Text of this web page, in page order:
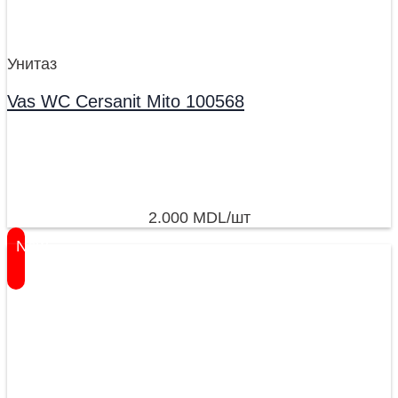
Унитаз
Vas WC Cersanit Mito 100568
2.000 MDL/шт
New